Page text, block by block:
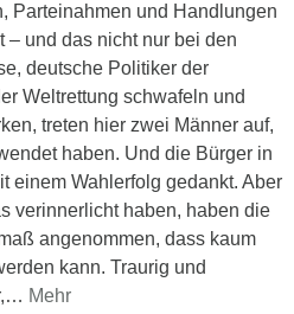
Parteinahmen und Handlungen
– und das nicht nur bei den
deutsche Politiker der
Weltrettung schwafeln und
treten hier zwei Männer auf,
haben. Und die Bürger in
einem Wahlerfolg gedankt. Aber
verinnerlicht haben, haben die
angenommen, dass kaum
kann. Traurig und
… Mehr